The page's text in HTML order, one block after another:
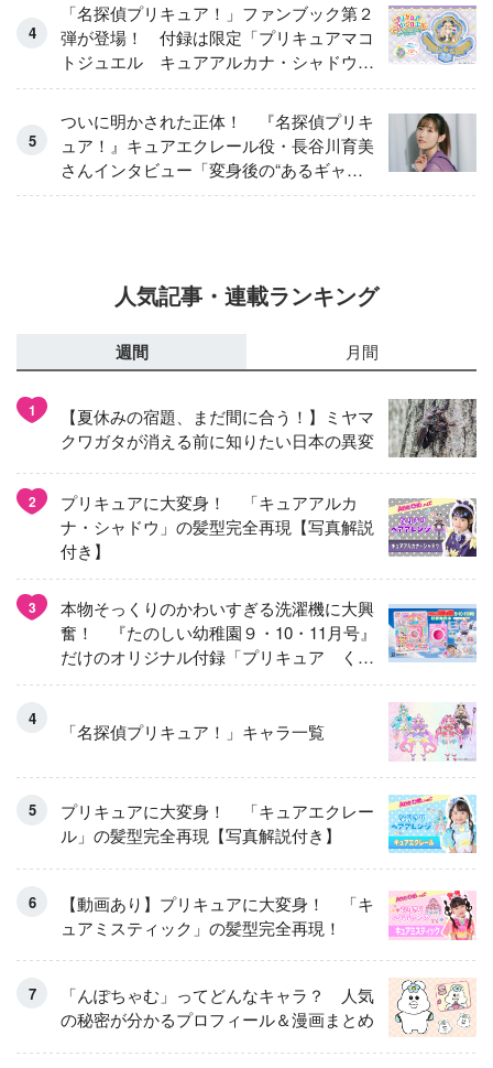
「名探偵プリキュア！」ファンブック第２
弾が登場！ 付録は限定「プリキュアマコ
トジュエル キュアアルカナ・シャドウ
アイスver.」 キュアエクレールを大特
ついに明かされた正体！ 『名探偵プリキ
ュア！』キュアエクレール役・長谷川育美
さんインタビュー「変身後の“あるギャッ
プ”に驚きました」
人気記事・連載ランキング
週間 月間
1
【夏休みの宿題、まだ間に合う！】ミヤマ
クワガタが消える前に知りたい日本の異変
2
プリキュアに大変身！ 「キュアアルカ
ナ・シャドウ」の髪型完全再現【写真解説
付き】
3
本物そっくりのかわいすぎる洗濯機に大興
奮！ 『たのしい幼稚園９・10・11月号』
だけのオリジナル付録「プリキュア くる
くるせんたくき」
「名探偵プリキュア！」キャラ一覧
プリキュアに大変身！ 「キュアエクレー
ル」の髪型完全再現【写真解説付き】
【動画あり】プリキュアに大変身！ 「キ
ュアミスティック」の髪型完全再現！
「んぽちゃむ」ってどんなキャラ？ 人気
の秘密が分かるプロフィール＆漫画まとめ